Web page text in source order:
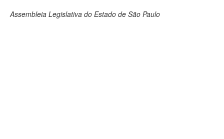
Assembleia Legislativa do Estado de São Paulo